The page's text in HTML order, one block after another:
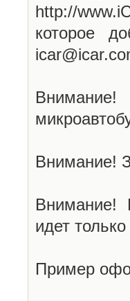
http://
которое
Внимание!
Внимание!
идет
Пример